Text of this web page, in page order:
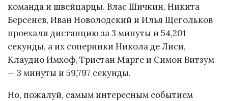
команда и швейцарцы. Влас Шичкин, Никита
Берсенев, Иван Новолодский и Илья Щегольков
проехали дистанцию за 3 минуты и 54,201
секунды, а их соперники Никола де Лиси,
Клаудио Имхоф, Тристан Марге и Симон Витзум
— 3 минуты и 59,797 секунды.
Но, пожалуй, самым интересным событием